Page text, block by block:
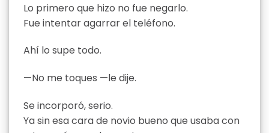
Lo primero que hizo no fue negarlo.
Fue intentar agarrar el teléfono.
Ahí lo supe todo.
—No me toques —le dije.
Se incorporó, serio.
Ya sin esa cara de novio bueno que usaba con